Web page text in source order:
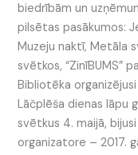
biedrībām un
pilsētas pasākumos:
Muzeju naktī, Metāla
svētkos, “ZinīBUMS”
Bibliotēka
Lāčplēša dienas lāpu
svētkus 4. maijā,
organizatore – 2017.